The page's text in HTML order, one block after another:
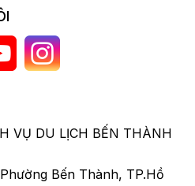
VỤ DU LỊCH BẾN THÀNH
Bến Thành, TP.Hồ